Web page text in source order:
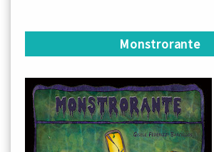
Monstrorante